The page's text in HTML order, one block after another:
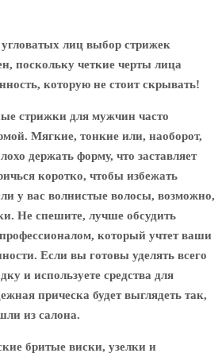
лиц выбор стрижек
поскольку четкие черты лица
которую не стоит скрывать!
стрижки для мужчин часто
Мягкие, тонкие или, наоборот,
держать форму, что заставляет
коротко, чтобы избежать
у вас волнистые волосы, возможно,
Не спешите, лучше обсудить
который учтет ваши
Если вы готовы уделять всего
и используете средства для
прическа будет выглядеть так,
из салона.
бритые виски, узелки и